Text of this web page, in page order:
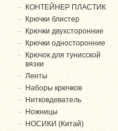
КОНТЕЙНЕР ПЛАСТИК
Крючки блистер
Крючки двухсторонние
Крючки односторонние
Крючок для тунисской
вязки
Ленты
Наборы крючков
Нитковдеватель
Ножницы
НОСИКИ (Китай)